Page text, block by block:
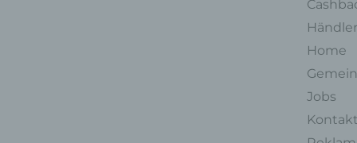
Home
Jobs
Kontakt